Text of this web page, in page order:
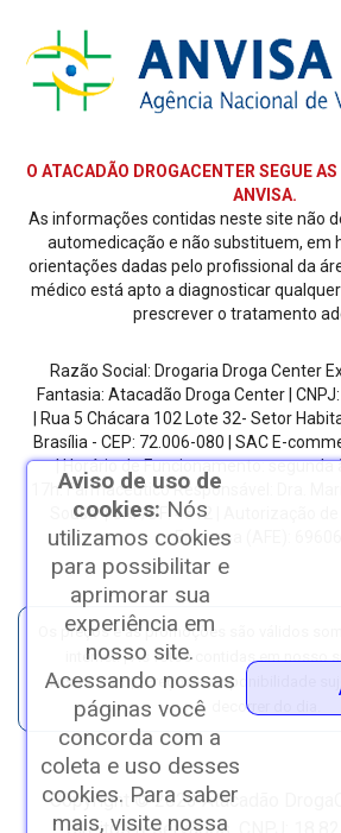
O ATACADÃO DROGACENTER SEGUE
ANVISA.
As informações contidas neste site não
automedicação e não substituem, em
orientações dadas pelo profissional da
médico está apto a diagnosticar
prescrever o tratamento
Razão Social: Drogaria Droga Center
Fantasia: Atacadão Droga Center |
| Rua 5 Chácara 102 Lote 32- Setor
Brasília - CEP: 72.006-080 | SAC E-
| Horário de Funcionamento: segunda
17h.Farmacêutico Responsável: Dra.
Sousa | CRF/DF: 4612 | Autorização
Empresa (AFE):
Os preços e as promoções são válidos
internet. | As fotos contidas em nosso
ilustrativas. | *Preços e disponibilidade
decorrer do dia.
Copyright © 2023 Atacadão
direitos reservados. CNPJ:
Aviso de uso de
cookies: Nós
utilizamos cookies
para possibilitar e
aprimorar sua
experiência em
nosso site.
Acessando nossas
páginas você
concorda com a
coleta e uso desses
cookies. Para saber
mais, visite nossa